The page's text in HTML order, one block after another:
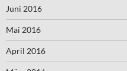
Juni 2016
Mai 2016
April 2016